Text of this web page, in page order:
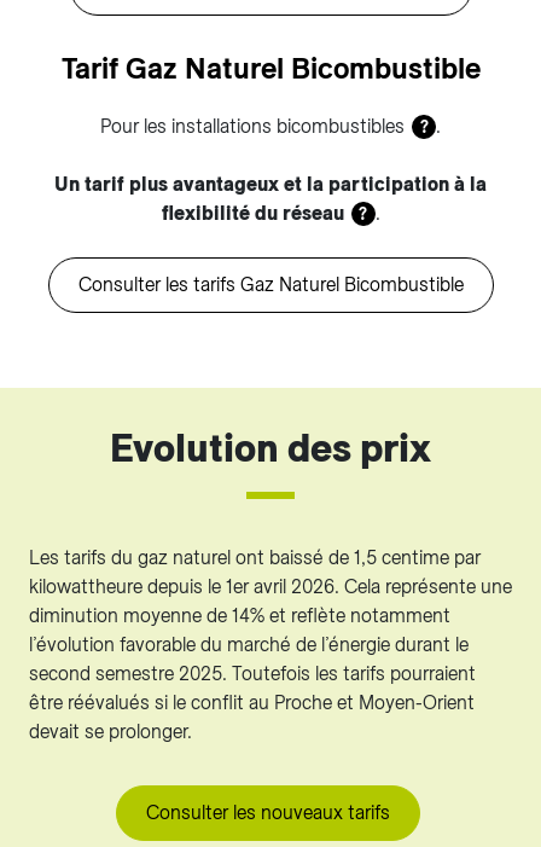
Tarif Gaz Naturel Bicombustible
Pour les installations bicombustibles ? .
Un tarif plus avantageux et la participation à la
flexibilité du réseau
? .
Consulter les tarifs Gaz Naturel Bicombustible
Evolution des prix
Les tarifs du gaz naturel ont baissé de 1,5 centime par
kilowattheure depuis le 1er avril 2026. Cela représente une
diminution moyenne de 14% et reflète notamment
l’évolution favorable du marché de l’énergie durant le
second semestre 2025. Toutefois les tarifs pourraient
être réévalués si le conflit au Proche et Moyen-Orient
devait se prolonger.
Consulter les nouveaux tarifs